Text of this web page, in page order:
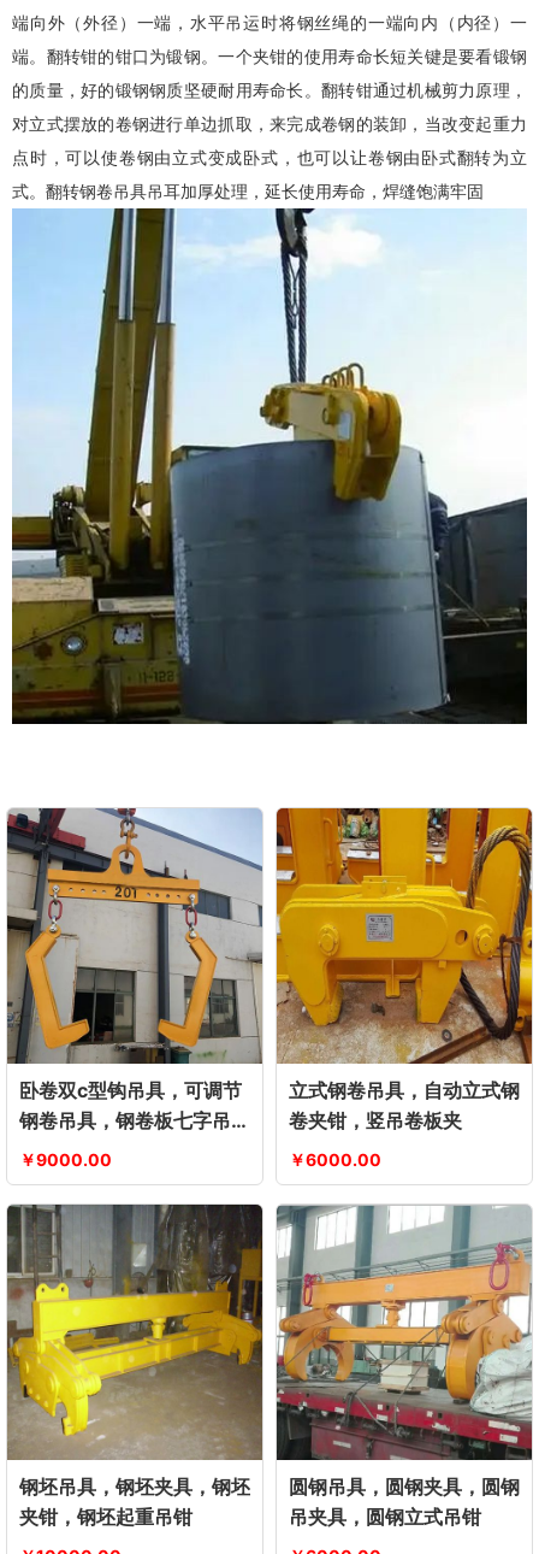
端向外（外径）一端，水平吊运时将钢丝绳的一端向内（内径）一
端。翻转钳的钳口为锻钢。一个夹钳的使用寿命长短关键是要看锻钢
的质量，好的锻钢钢质坚硬耐用寿命长。翻转钳通过机械剪力原理，
对立式摆放的卷钢进行单边抓取，来完成卷钢的装卸，当改变起重力
点时，可以使卷钢由立式变成卧式，也可以让卷钢由卧式翻转为立
式。翻转钢卷吊具吊耳加厚处理，延长使用寿命，焊缝饱满牢固
卧卷双c型钩吊具，可调节
钢卷吊具，钢卷板七字吊
钩，可调式横梁双钩钢卷吊
具
￥9000.00
立式钢卷吊具，自动立式钢
卷夹钳，竖吊卷板夹
￥6000.00
钢坯吊具，钢坯夹具，钢坯
夹钳，钢坯起重吊钳
圆钢吊具，圆钢夹具，圆钢
吊夹具，圆钢立式吊钳